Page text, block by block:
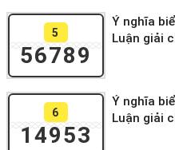
5
56789
Ý nghĩa
Luận giải
6
14953
Ý nghĩa
Luận giải